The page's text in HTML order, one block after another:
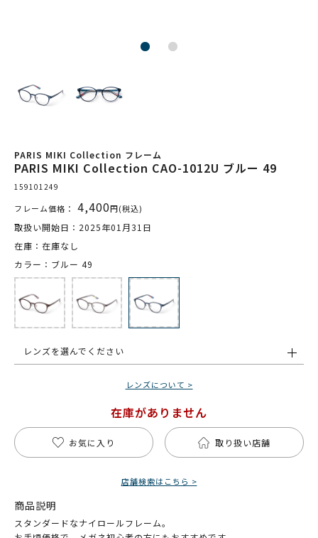
PARIS MIKI Collection フレーム
PARIS MIKI Collection CAO-1012U ブルー 49
159101249
フレーム価格： 4,400円(税込)
取扱い開始日：2025年01月31日
在庫：在庫なし
カラー：ブルー 49
レンズを選んでください
レンズについて >
在庫がありません
お気に入り 取り扱い店舗
店舗検索はこちら >
商品説明
スタンダードなナイロールフレーム。